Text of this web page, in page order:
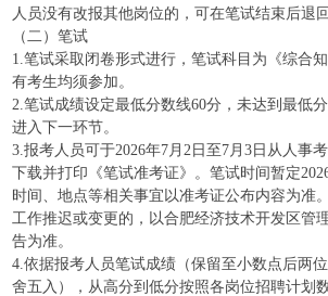
人员没有改报其他岗位的，可在笔试结束后退
（二）笔试
1.笔试采取闭卷形式进行，笔试科目为《综合
有考生均须参加。
2.笔试成绩设定最低分数线60分，未达到最低
进入下一环节。
3.报考人员可于2026年7月2日至7月3日从人事
下载并打印《笔试准考证》。笔试时间暂定
时间、地点等相关事宜以准考证公布内容为准
工作推迟或变更的，以合肥经济技术开发区管
告为准。
4.依据报考人员笔试成绩（保留至小数点后两
舍五入），从高分到低分按照各岗位招聘计划